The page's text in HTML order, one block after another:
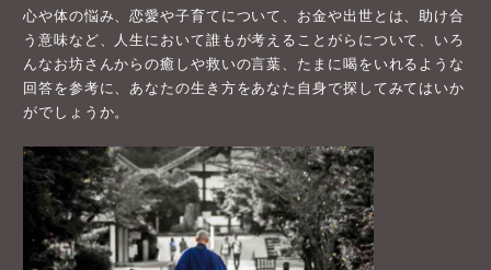
心や体の悩み、恋愛や子育てについて、お金や出世とは、助け合
う意味など、人生において誰もが考えることがらについて、いろ
んなお坊さんからの癒しや救いの言葉、たまに喝をいれるような
回答を参考に、あなたの生き方をあなた自身で探してみてはいか
がでしょうか。